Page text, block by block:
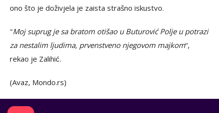
ono što je doživjela je zaista strašno iskustvo.
"Moj suprug je sa bratom otišao u Buturović Polje u potrazi
za nestalim ljudima, prvenstveno njegovom majkom“,
rekao je Zalihić.
(Avaz, Mondo.rs)